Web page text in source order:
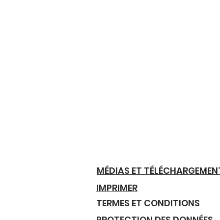
MÉDIAS ET
IMPRIMER
TERMES ET CONDITIONS